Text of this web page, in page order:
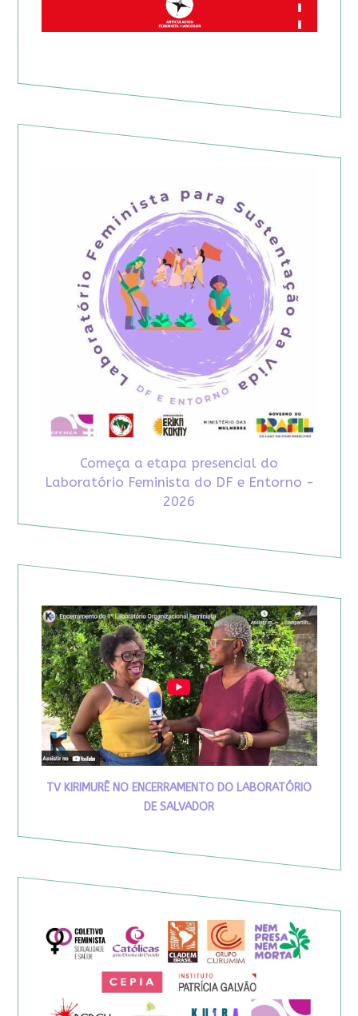
Começa a etapa presencial do
Laboratório Feminista do DF e Entorno -
2026
TV KIRIMURÊ NO ENCERRAMENTO DO LABORATÓRIO
DE SALVADOR